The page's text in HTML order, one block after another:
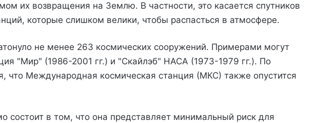
их возвращения на Землю. В частности, это касается спутников
которые слишком велики, чтобы распасться в атмосфере.
не менее 263 космических сооружений. Примерами могут
"Мир" (1986-2001 гг.) и "Скайлэб" НАСА (1973-1979 гг.). По
Международная космическая станция (МКС) также опустится
состоит в том, что она представляет минимальный риск для